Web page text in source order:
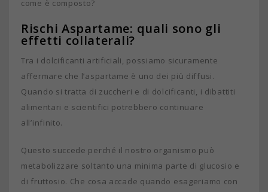
come è composto?
Rischi Aspartame: quali sono gli
effetti collaterali?
Tra i dolcificanti artificiali, possiamo sicuramente
affermare che l’aspartame è uno dei più diffusi.
Quando si tratta di zuccheri e di dolcificanti, i dibattiti
alimentari e scientifici potrebbero continuare
all’infinito.
Questo succede perché il nostro organismo può
metabolizzare soltanto una minima parte di glucosio e
di fruttosio. Che cosa accade quando esageriamo con